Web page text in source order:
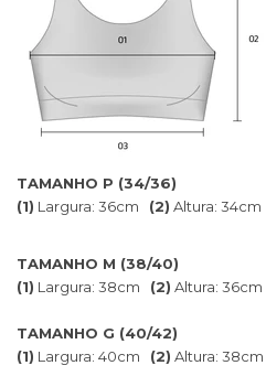
TAMANHO P (34/36)
(1) Largura: 36cm (2) Altura: 34cm
TAMANHO M (38/40)
(1) Largura: 38cm (2) Altura: 36cm
TAMANHO G (40/42)
(1) Largura: 40cm (2) Altura: 38cm